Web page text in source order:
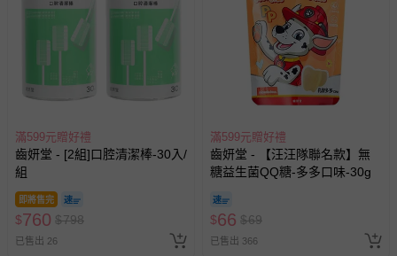
商品如因「價格、組合」等錯誤原因，導致無法安排出貨，
會主動以簡訊及mail通知訂單取消事宜，並將提供適當補
償。
滿599元贈好禮
齒妍堂 - [2組]口腔清潔棒-30入/
組
即將售完
$760 $798
已售出 26
滿599元贈好禮
齒妍堂 - 【汪汪隊聯名款】無
糖益生菌QQ糖-多多口味-30g
$66 $69
已售出 366